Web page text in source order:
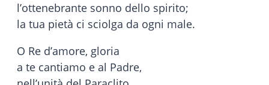
l’ottenebrante sonno dello spirito;
la tua pietà ci sciolga da ogni male.
O Re d’amore, gloria
a te cantiamo e al Padre,